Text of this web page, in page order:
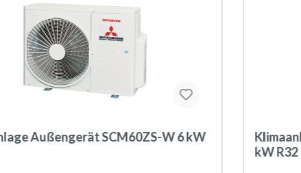
Außengerät SCM60ZS-W 6 kW
kW R32